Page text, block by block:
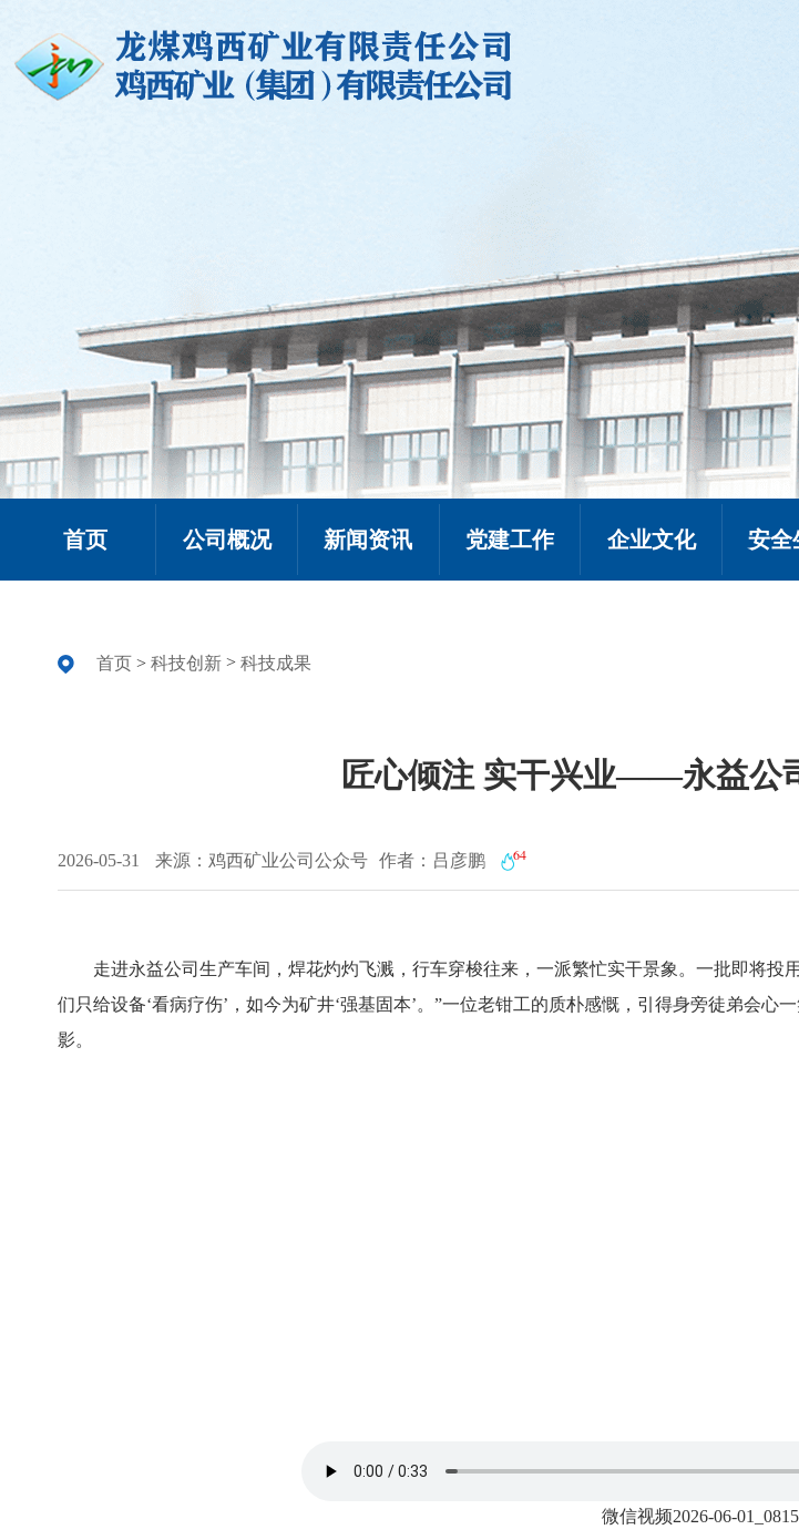
首页 公司概况 新闻资讯 党建工作 企业文化 安全
首页 > 科技创新 > 科技成果
匠心倾注 实干兴业——永益公
2026-05-31 来源：鸡西矿业公司公众号 作者：吕彦鹏 64
走进永益公司生产车间，焊花灼灼飞溅，行车穿梭往来，一派繁忙实干景象。一批即将
们只给设备‘看病疗伤’，如今为矿井‘强基固本’。”一位老钳工的质朴感慨，引得身旁徒弟会
影。
微信视频2026-06-